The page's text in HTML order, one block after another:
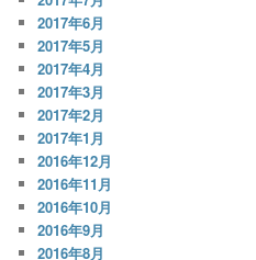
2017年6月
2017年5月
2017年4月
2017年3月
2017年2月
2017年1月
2016年12月
2016年11月
2016年10月
2016年9月
2016年8月